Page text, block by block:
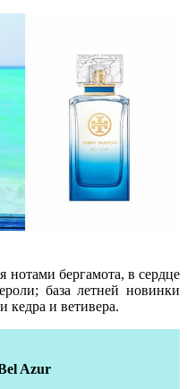
нотами бергамота, в сердце
база летней новинки
кедра и ветивера.
Azur